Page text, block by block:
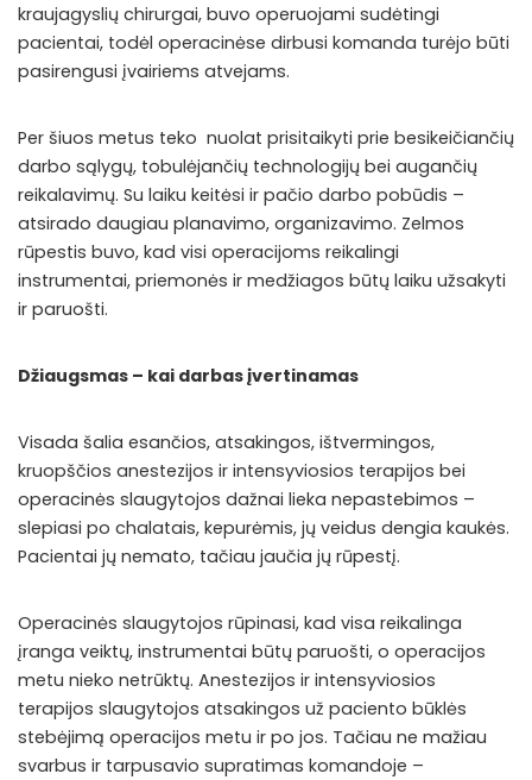
kraujagyslių chirurgai, buvo operuojami sudėtingi
pacientai, todėl operacinėse dirbusi komanda turėjo būti
pasirengusi įvairiems atvejams.
Per šiuos metus teko nuolat prisitaikyti prie besikeičiančių
darbo sąlygų, tobulėjančių technologijų bei augančių
reikalavimų. Su laiku keitėsi ir pačio darbo pobūdis –
atsirado daugiau planavimo, organizavimo. Zelmos
rūpestis buvo, kad visi operacijoms reikalingi
instrumentai, priemonės ir medžiagos būtų laiku užsakyti
ir paruošti.
Džiaugsmas – kai darbas įvertinamas
Visada šalia esančios, atsakingos, ištvermingos,
kruopščios anestezijos ir intensyviosios terapijos bei
operacinės slaugytojos dažnai lieka nepastebimos –
slepiasi po chalatais, kepurėmis, jų veidus dengia kaukės.
Pacientai jų nemato, tačiau jaučia jų rūpestį.
Operacinės slaugytojos rūpinasi, kad visa reikalinga
įranga veiktų, instrumentai būtų paruošti, o operacijos
metu nieko netrūktų. Anestezijos ir intensyviosios
terapijos slaugytojos atsakingos už paciento būklės
stebėjimą operacijos metu ir po jos. Tačiau ne mažiau
svarbus ir tarpusavio supratimas komandoje –